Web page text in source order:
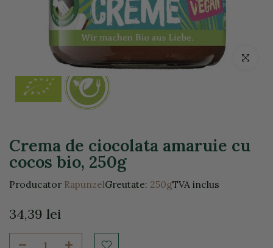
Click
Crema de ciocolata amaruie cu
cocos bio, 250g
Producator RapunzelGreutate: 250gTVA inclus
34,39 lei